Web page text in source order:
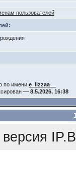
пользователей
по имени e_lizzaa__
— 8.5.2026, 16:38